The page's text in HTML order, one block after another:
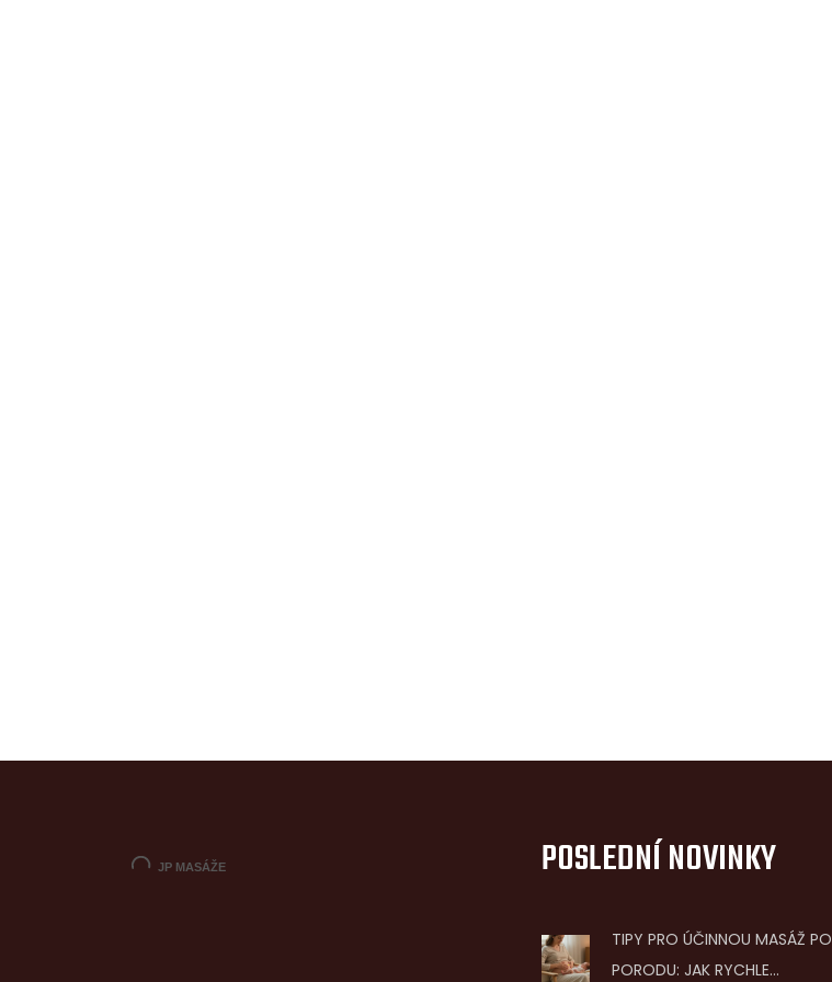
POSLEDNÍ NOVINKY
TIPY PRO ÚČINNOU MASÁŽ PO
PORODU: JAK RYCHLE